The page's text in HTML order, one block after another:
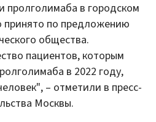
пролголимаба в городском
принято по предложению
общества.
пациентов, которым
в 2022 году,
– отметили в пресс-
Москвы.